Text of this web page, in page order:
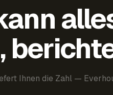
Ihnen die Zahl —